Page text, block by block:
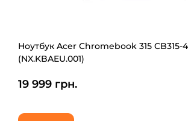
Ноутбук Acer Chromebook 315 CB315-
(NX.KBAEU.001)
19 999 грн.